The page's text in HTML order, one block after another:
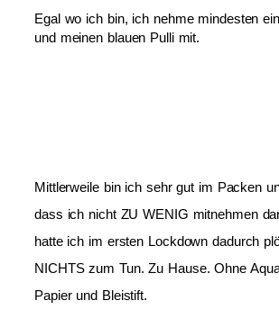
Egal wo ich bin, ich nehme mindesten
und meinen blauen Pulli mit.
Mittlerweile bin ich sehr gut im Packen
dass ich nicht ZU WENIG mitnehmen
hatte ich im ersten Lockdown dadurch
NICHTS zum Tun. Zu Hause. Ohne
Papier und Bleistift.